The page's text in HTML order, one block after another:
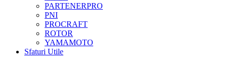
PARTENERPRO
PNI
PROCRAFT
ROTOR
YAMAMOTO
Sfaturi Utile